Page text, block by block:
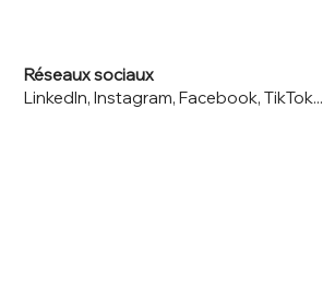
Réseaux sociaux
LinkedIn, Instagram, Facebook, TikTok...